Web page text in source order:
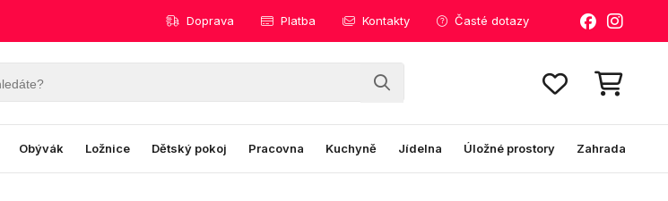
Doprava Platba Kontakty Časté dotazy
Obývák Ložnice Dětský pokoj Pracovna Kuchyně Jídelna Úložné prostory Zahrada